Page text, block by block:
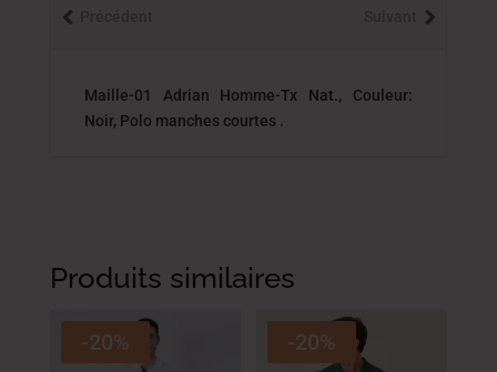
Maille-01 Adrian Homme-Tx Nat., Couleur:
Noir, Polo manches courtes .
Produits similaires
-20% -20%